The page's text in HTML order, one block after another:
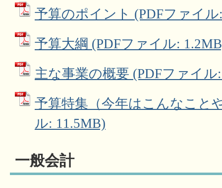
予算のポイント (PDFファイル
予算大綱 (PDFファイル:
主な事業の概要 (PDFファイル
予算特集（今年はこんなこと
ル: 11.5MB)
一般会計